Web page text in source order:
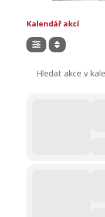
Kalendář akcí